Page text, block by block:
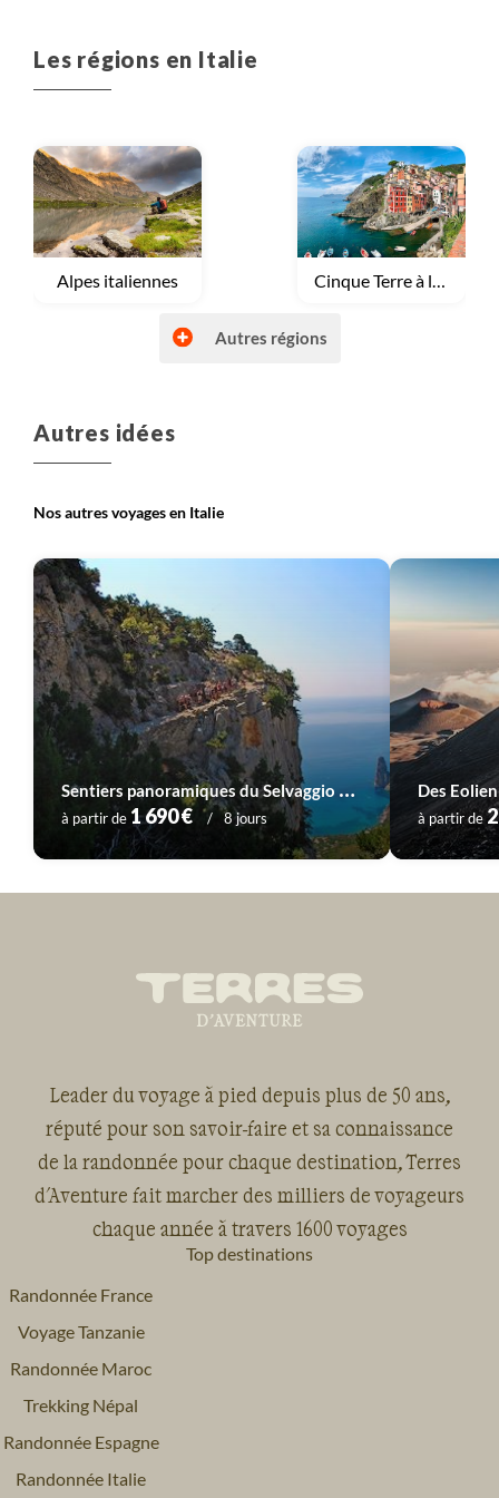
Les régions en Italie
Voyage
Alpes italiennes Voyage
Cinque Terre à la Toscane
Voyage
Dolomites
Voyage
Lacs italiens à Venise Voyage
Sardaigne
Voyage
Sicile et îles éoliennes
Autres régions
Autres idées
Nos autres voyages en Italie
S
entiers panoramiques du Selvaggio Blu
à partir de 1 690 € 8 jours à partir de
Leader du voyage à pied depuis plus de 50 ans,
réputé pour son savoir-faire et sa connaissance
de la randonnée pour chaque destination, Terres
d'Aventure fait marcher des milliers de voyageurs
chaque année à travers 1600 voyages
Top destinations
Randonnée France
Voyage Tanzanie
Randonnée Maroc
Trekking Népal
Randonnée Espagne
Randonnée Italie